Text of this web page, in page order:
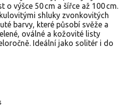
výšce 50 cm a šířce až 100 cm.
shluky zvonkovitých
barvy, které působí svěže a
oválné a kožovité listy
Ideální jako solitér i do